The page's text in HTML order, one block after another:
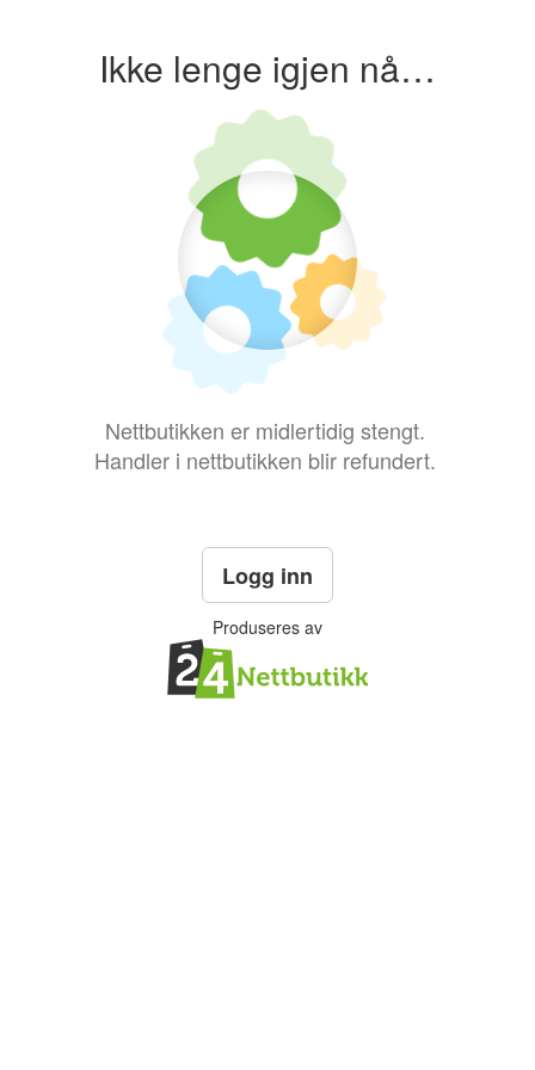
Ikke lenge igjen nå…
Nettbutikken er midlertidig stengt.
Handler i nettbutikken blir refundert.
Logg inn
Produseres av